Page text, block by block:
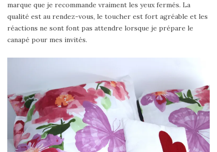
marque que je recommande vraiment les yeux fermés. La
qualité est au rendez-vous, le toucher est fort agréable et les
réactions ne sont font pas attendre lorsque je prépare le
canapé pour mes invités.